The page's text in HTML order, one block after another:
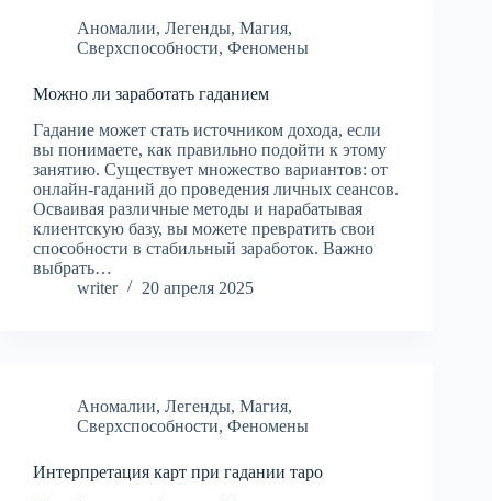
Аномалии, Легенды, Магия,
Сверхспособности, Феномены
Можно ли заработать гаданием
Гадание может стать источником дохода, если
вы понимаете, как правильно подойти к этому
занятию. Существует множество вариантов: от
онлайн-гаданий до проведения личных сеансов.
Осваивая различные методы и нарабатывая
клиентскую базу, вы можете превратить свои
способности в стабильный заработок. Важно
выбрать…
writer
20 апреля 2025
Аномалии, Легенды, Магия,
Сверхспособности, Феномены
Интерпретация карт при гадании таро